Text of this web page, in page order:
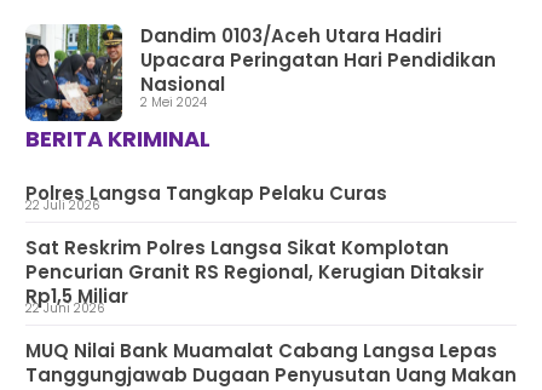
Dandim 0103/Aceh Utara Hadiri
Upacara Peringatan Hari Pendidikan
Nasional
2 Mei 2024
BERITA KRIMINAL
Polres Langsa Tangkap Pelaku Curas
22 Juli 2026
Sat Reskrim Polres Langsa Sikat Komplotan
Pencurian Granit RS Regional, Kerugian Ditaksir
Rp1,5 Miliar
22 Juni 2026
MUQ Nilai Bank Muamalat Cabang Langsa Lepas
Tanggungjawab Dugaan Penyusutan Uang Makan